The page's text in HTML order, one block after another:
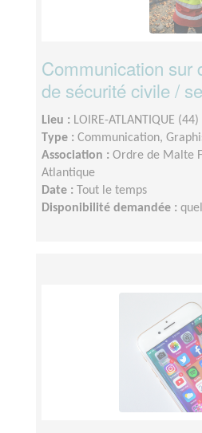
Communication sur
de sécurité civile /
Lieu : LOIRE-ATLANTIQUE (44)
Type : Communication,
Association : Ordre de Malte
Atlantique
Date :
Tout le temps
Disponibilité demandée :